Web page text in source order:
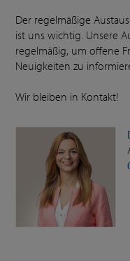
Der regelmäßige
ist uns wichtig. Unsere
regelmäßig, um offene
Neuigkeiten zu
Wir bleiben in Kontakt!